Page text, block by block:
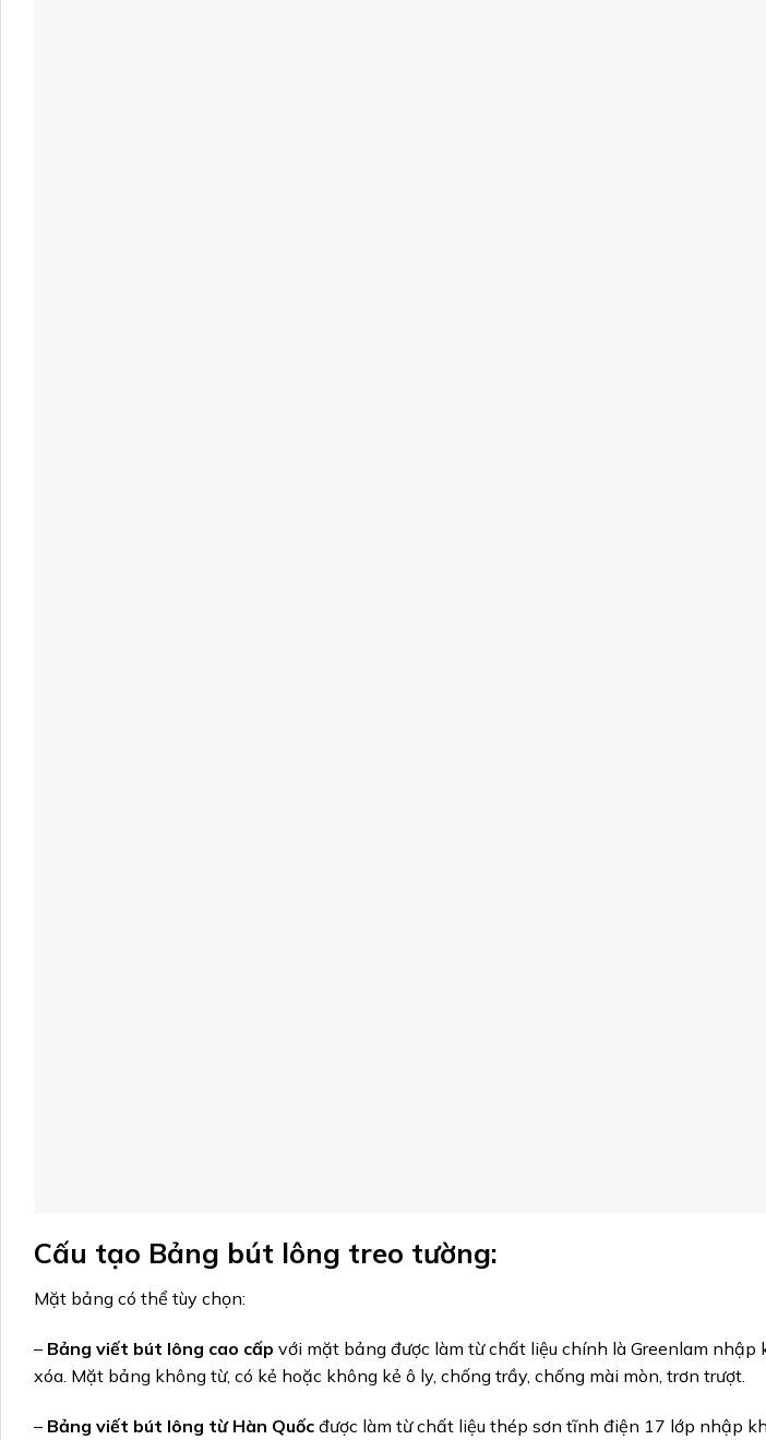
Cấu tạo Bảng bút lông treo tường:
Mặt bảng có thể tùy chọn:
– Bảng viết bút lông cao cấp với mặt bảng được làm từ chất liệu chính là Greenlam
xóa. Mặt bảng không từ, có kẻ hoặc không kẻ ô ly, chống trầy, chống mài mòn, trơn trượt.
– Bảng viết bút lông từ Hàn Quốc được làm từ chất liệu thép sơn tĩnh điện 17 lớp nhập